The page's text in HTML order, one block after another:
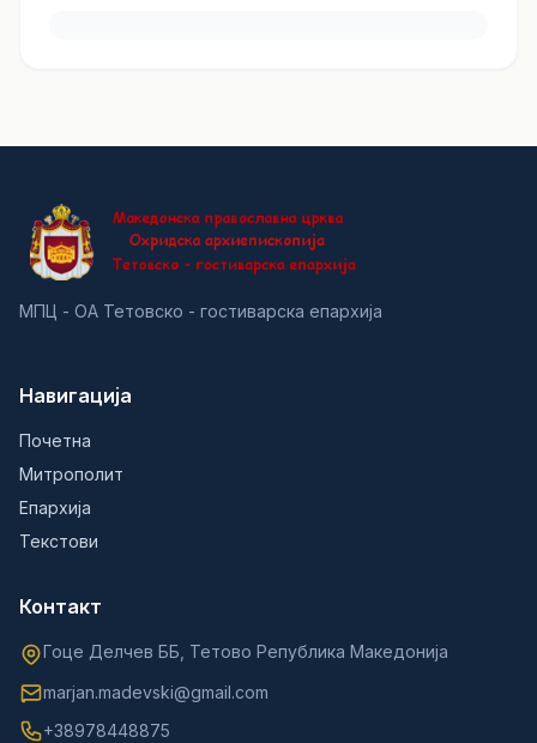
МПЦ - ОА Тетовско - гостиварска епархија
Навигација
Почетна
Митрополит
Епархија
Текстови
Контакт
Гоце Делчев ББ, Тетово Република Македонија
marjan.madevski@gmail.com
+38978448875